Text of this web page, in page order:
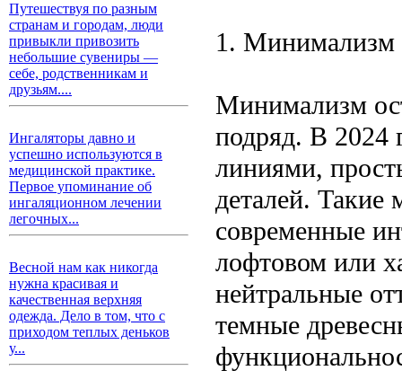
Путешествуя по разным
странам и городам, люди
привыкли привозить
небольшие сувениры —
себе, родственникам и
друзьям....
Ингаляторы давно и
успешно используются в
медицинской практике.
Первое упоминание об
ингаляционном лечении
легочных...
Весной нам как никогда
нужна красивая и
качественная верхняя
одежда. Дело в том, что с
приходом теплых деньков
у...
1. Минимализм
Минимализм
подряд. В 2024
линиями,
деталей. Такие
современные
лофтовом или
нейтральные
темные